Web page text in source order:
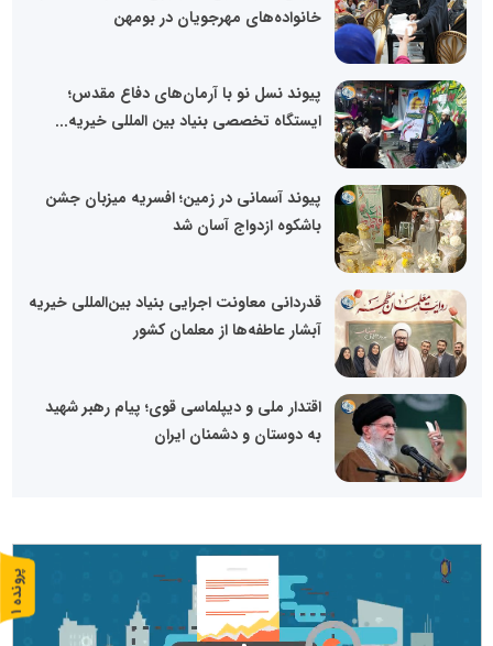
خانواده‌های مهرجویان در بومهن
پیوند نسل نو با آرمان‌های دفاع مقدس؛
ایستگاه تخصصی بنیاد بین المللی خیریه...
پیوند آسمانی در زمین؛ افسریه میزبان جشن
باشکوه ازدواج آسان شد
قدردانی معاونت اجرایی بنیاد بین‌المللی خیریه
آبشار عاطفه‌ها از معلمان کشور
اقتدار ملی و دیپلماسی قوی؛ پیام رهبر شهید
به دوستان و دشمنان ایران
پ
ر
و
ن
د
ه
1